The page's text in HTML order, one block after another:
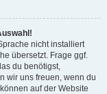
nicht installiert
übersetzt. Frage ggf.
du benötigst,
wir uns freuen, wenn du
auf der Website